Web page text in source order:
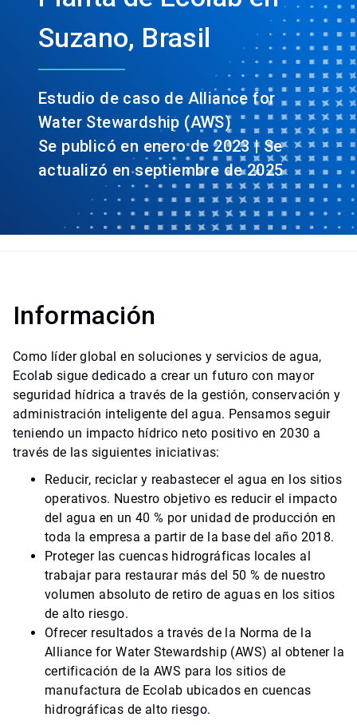
Suzano, Brasil
Estudio de caso de Alliance for
Water Stewardship (AWS)
Se publicó en enero de 2023 | Se
actualizó en septiembre de 2025
Información
Como líder global en soluciones y servicios de agua,
Ecolab sigue dedicado a crear un futuro con mayor
seguridad hídrica a través de la gestión, conservación y
administración inteligente del agua. Pensamos seguir
teniendo un impacto hídrico neto positivo en 2030 a
través de las siguientes iniciativas:
Reducir, reciclar y reabastecer el agua en los sitios
operativos. Nuestro objetivo es reducir el impacto
del agua en un 40 % por unidad de producción en
toda la empresa a partir de la base del año 2018.
Proteger las cuencas hidrográficas locales al
trabajar para restaurar más del 50 % de nuestro
volumen absoluto de retiro de aguas en los sitios
de alto riesgo.
Ofrecer resultados a través de la Norma de la
Alliance for Water Stewardship (AWS) al obtener la
certificación de la AWS para los sitios de
manufactura de Ecolab ubicados en cuencas
hidrográficas de alto riesgo.